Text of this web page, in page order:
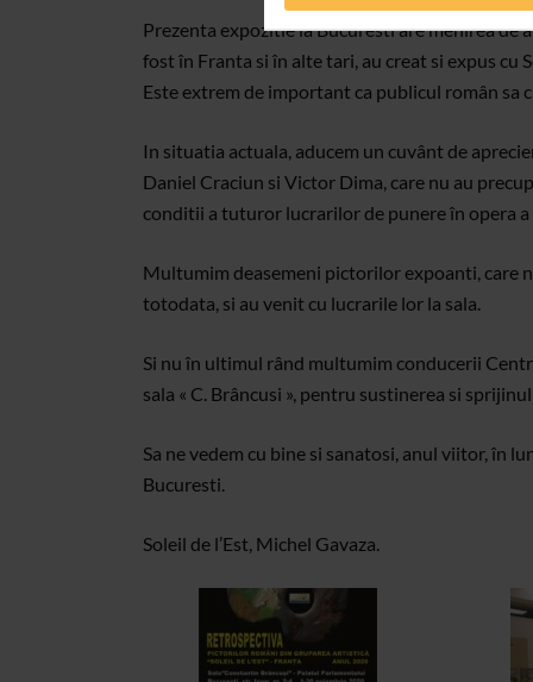
Prezenta expozitie la Bucuresti are menirea
fost în Franta si în alte tari, au creat si expus cu
Este extrem de important ca publicul român sa
In situatia actuala, aducem un cuvânt de
Daniel Craciun si Victor Dima, care nu au
conditii a tuturor lucrarilor de punere în opera
Multumim deasemeni pictorilor expoanti, care
totodata, si au venit cu lucrarile lor la sala.
Si nu în ultimul rând multumim conducerii
sala « C. Brâncusi », pentru sustinerea si
Sa ne vedem cu bine si sanatosi, anul viitor, în
Bucuresti.
Soleil de l’Est, Michel Gavaza.